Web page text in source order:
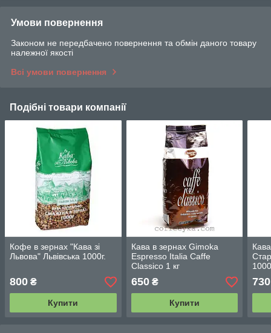
Умови повернення
Законом не передбачено повернення та обмін даного товару
належної якості
Всі умови повернення
Подібні товари компанії
Кофе в зернах "Кава зі
Львова" Львівська 1000г.
800 ₴
Купити
Кава в зернах Gimoka
Espresso Italia Caffe
Classico 1 кг
650₴
Купити
730